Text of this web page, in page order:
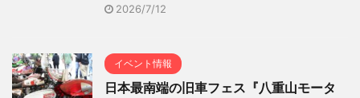
2026/7/12
イベント情報
日本最南端の旧車フェス『八重山モータ